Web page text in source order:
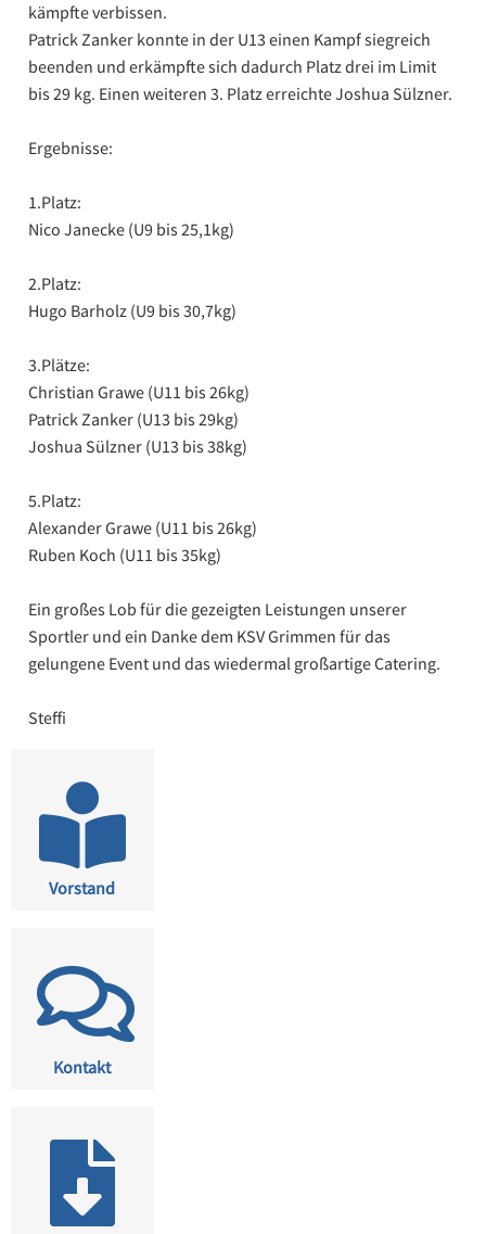
kämpfte verbissen.
Patrick Zanker konnte in der U13 einen Kampf siegreich
beenden und erkämpfte sich dadurch Platz drei im Limit
bis 29 kg. Einen weiteren 3. Platz erreichte Joshua Sülzner.
Ergebnisse:
1.Platz:
Nico Janecke (U9 bis 25,1kg)
2.Platz:
Hugo Barholz (U9 bis 30,7kg)
3.Plätze:
Christian Grawe (U11 bis 26kg)
Patrick Zanker (U13 bis 29kg)
Joshua Sülzner (U13 bis 38kg)
5.Platz:
Alexander Grawe (U11 bis 26kg)
Ruben Koch (U11 bis 35kg)
Ein großes Lob für die gezeigten Leistungen unserer
Sportler und ein Danke dem KSV Grimmen für das
gelungene Event und das wiedermal großartige Catering.
Steffi
Vorstand
Kontakt